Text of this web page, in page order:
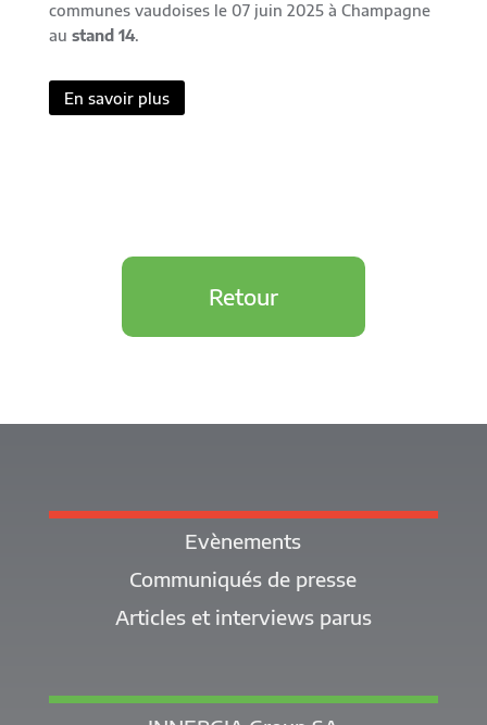
communes vaudoises le 07 juin 2025 à Champagne
au stand 14.
En savoir plus
Retour
Evènements
Communiqués de presse
Articles et interviews parus